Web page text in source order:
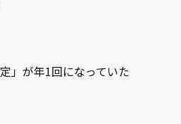
」が年1回になっていた